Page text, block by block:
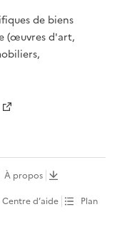
de biens
(œuvres d'art,
À propos
Centre d’aide
Plan